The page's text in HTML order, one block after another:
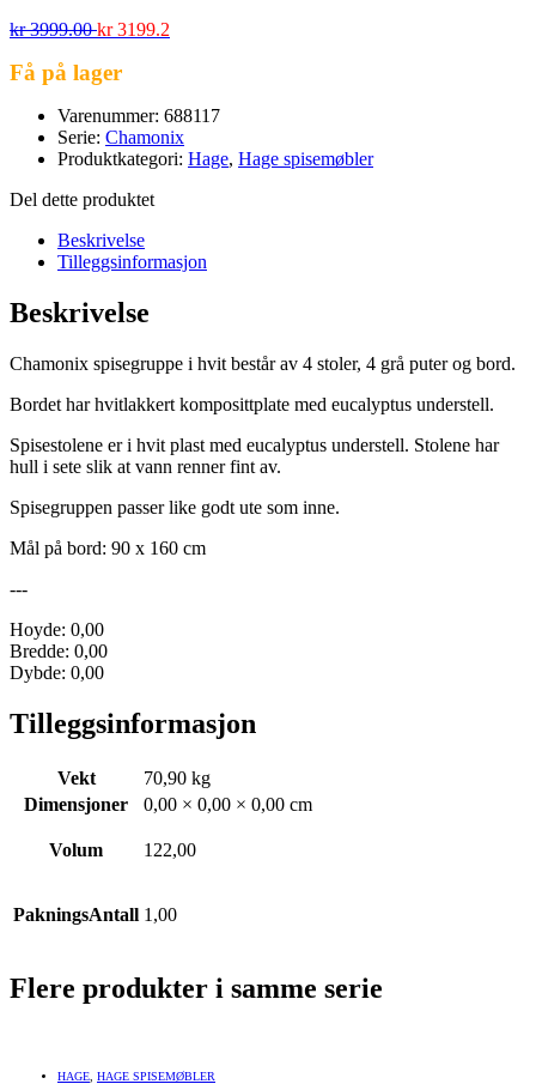
kr3999.00kr3199.2
Få på lager
Varenummer: 688117
Serie: Chamonix
Produktkategori: Hage, Hage spisemøbler
Del dette produktet
Beskrivelse
Tilleggsinformasjon
Beskrivelse
Chamonix spisegruppe i hvit består av 4 stoler, 4 grå puter og bord.
Bordet har hvitlakkert komposittplate med eucalyptus understell.
Spisestolene er i hvit plast med eucalyptus understell. Stolene har
hull i sete slik at vann renner fint av.
Spisegruppen passer like godt ute som inne.
Mål på bord: 90 x 160 cm
---
Hoyde: 0,00
Bredde: 0,00
Dybde: 0,00
Tilleggsinformasjon
Vekt
70,90 kg
Dimensjoner
0,00 × 0,00 × 0,00 cm
Volum 122,00
PakningsAntall 1,00
Flere produkter i samme serie
HAGE HAGE SPISEMØBLER